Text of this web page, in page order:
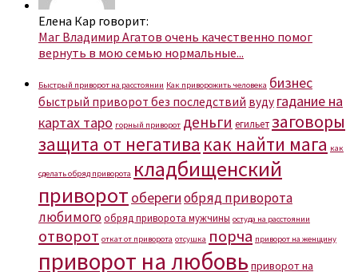
Елена Кар говорит:
Маг Владимир Агатов очень качественно помог
вернуть в мою семью нормальные...
Быстрый приворот на расстоянии Как приворожить человека бизнес
быстрый приворот без последствий вуду гадание на
картах таро горный приворот деньги егильетзаговоры
защита от негатива как найти мага как
сделать обряд приворота кладбищенский
приворот оберегиобряд приворота
любимогообряд приворота мужчины остуда на расстоянии
отворот откат от приворота отсушка порча приворот на женщину
приворот на любовь приворот на